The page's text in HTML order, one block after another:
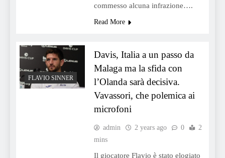
commesso alcuna infrazione….
Read More
FLAVIO SINNER
Davis, Italia a un passo da
Malaga ma la sfida con
l’Olanda sarà decisiva.
Vavassori, che polemica ai
microfoni
admin 2 years ago 0
2
mins
Il giocatore Flavio è stato elogiato